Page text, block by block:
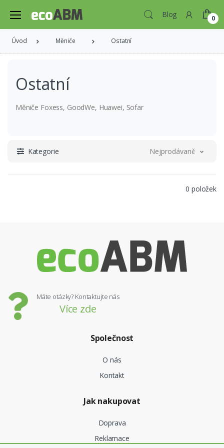
Blog 0
Úvod Měniče Ostatní
Ostatní
Měniče Foxess, GoodWe, Huawei, Sofar
Kategorie Nejprodávanější
0 položek
Máte otázky? Kontaktujte nás
Více zde
Společnost
O nás
Kontakt
Jak nakupovat
Doprava
Reklamace